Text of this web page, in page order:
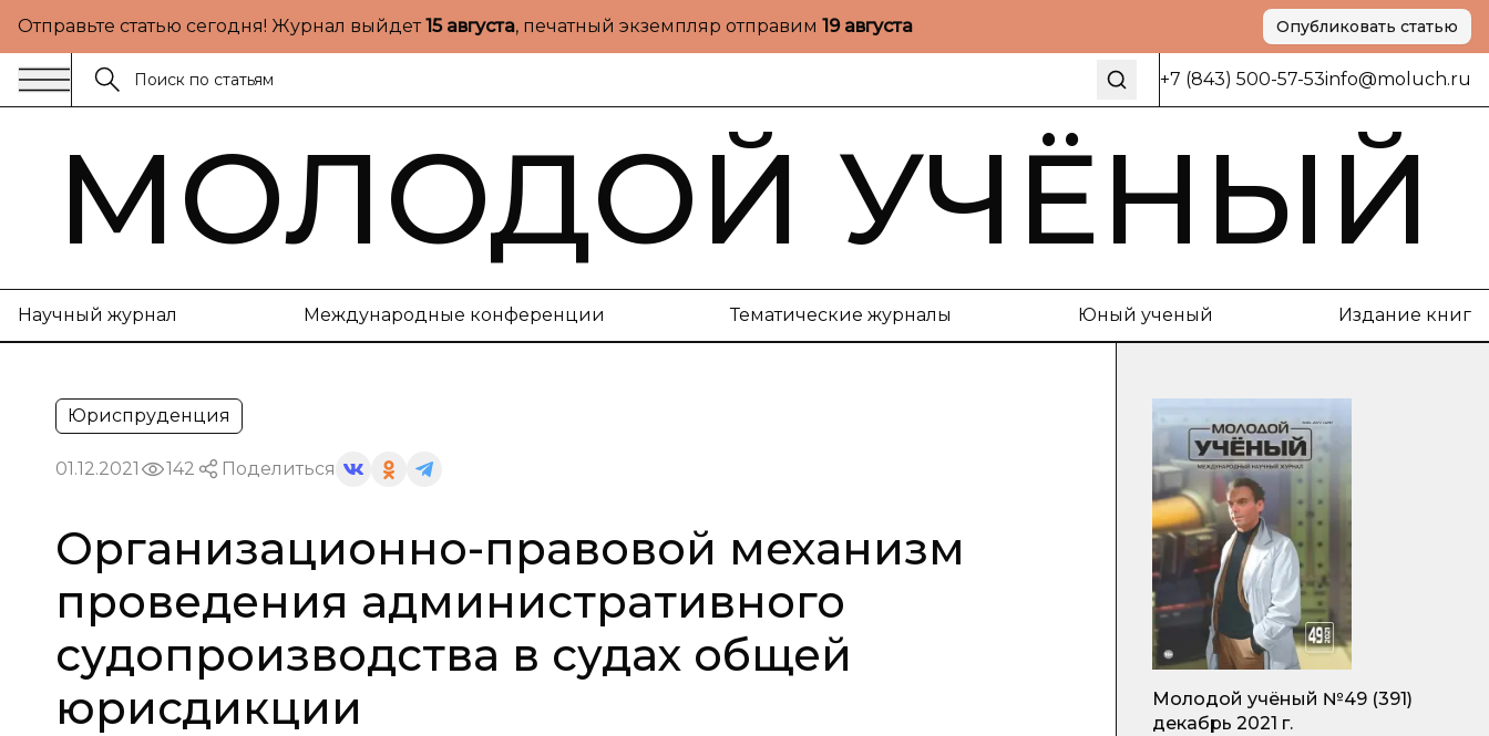
Отправьте статью сегодня! Журнал выйдет15 августа, печатный экземпляр отправим 19 августа Опубликовать статью
+7 (843) 500-57-53info@moluch.ru
МОЛОДОЙ УЧЁНЫЙ
Научный журнал Международные конференции Тематические журналы Юный ученый Издание книг
Юриспруденция
01.12.2021 142 Поделиться
Организационно-правовой механизм
проведения административного
судопроизводства в судах общей
юрисдикции
Молодой учёный №49 (391)
декабрь 2021 г.